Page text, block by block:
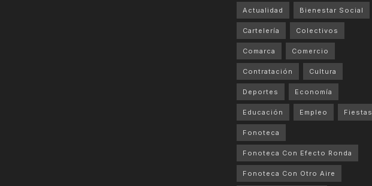
Actualidad Bienestar Social
Cartelería Colectivos
Comarca Comercio
Contratación Cultura
Deportes Economía
Educación Empleo Fiestas
Fonoteca
Fonoteca Con Efecto Ronda
Fonoteca Con Otro Aire